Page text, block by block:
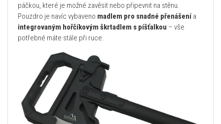
páčkou, které je možné zavěsit nebo připevnit na stěnu.
Pouzdro je navíc vybaveno madlem pro snadné přenášenía
integrovaným hořčíkovým škrtadlem s píšťalkou – vše
potřebné máte stále při ruce.